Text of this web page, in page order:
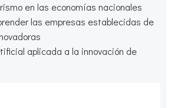
en las economías nacionales
las empresas establecidas de
aplicada a la innovación de